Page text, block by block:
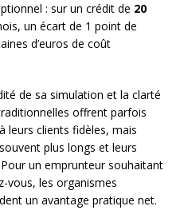
: sur un crédit de 20
un écart de 1 point de
d’euros de coût
de sa simulation et la clarté
offrent parfois
leurs clients fidèles, mais
plus longs et leurs
un emprunteur souhaitant
vous, les organismes
un avantage pratique net.